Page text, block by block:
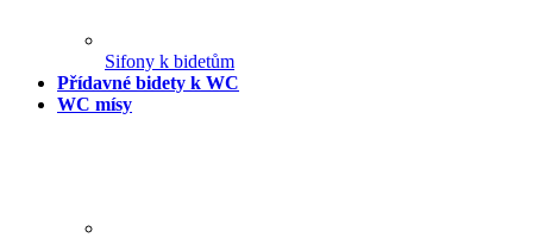
Sifony k bidetům
Přídavné bidety k WC
WC mísy